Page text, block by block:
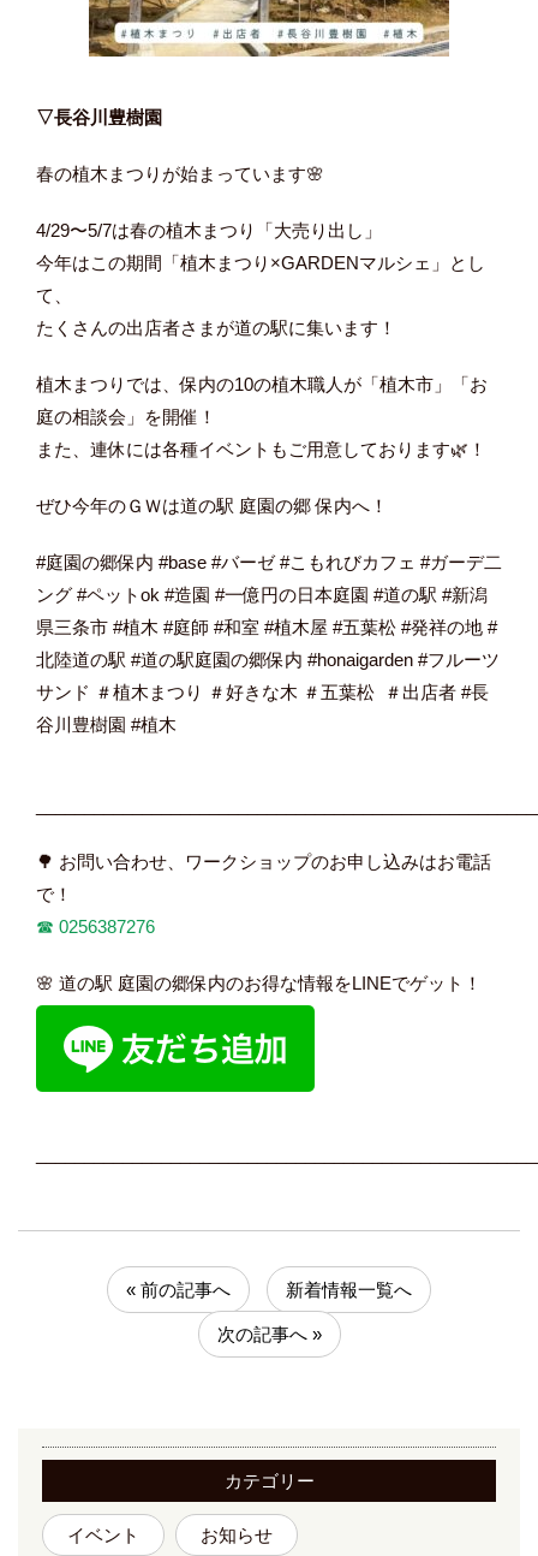
▽長谷川豊樹園
春の植木まつりが始まっています🌸
4/29〜5/7は春の植木まつり「大売り出し」
今年はこの期間「植木まつり×GARDENマルシェ」とし
て、
たくさんの出店者さまが道の駅に集います！
植木まつりでは、保内の10の植木職人が「植木市」「お
庭の相談会」を開催！
また、連休には各種イベントもご用意しております🌿！
ぜひ今年のＧＷは道の駅 庭園の郷 保内へ！
#庭園の郷保内 #base #バーゼ #こもれびカフェ #ガーデ二
ング #ペットok #造園 #一億円の日本庭園 #道の駅 #新潟
県三条市 #植木 #庭師 #和室 #植木屋 #五葉松 #発祥の地 #
北陸道の駅 #道の駅庭園の郷保内 #honaigarden #フルーツ
サンド ＃植木まつり ＃好きな木 ＃五葉松 ＃出店者 #長
谷川豊樹園 #植木
🌳 お問い合わせ、ワークショップのお申し込みはお電話
で！
☎︎ 0256387276
🌸 道の駅 庭園の郷保内のお得な情報をLINEでゲット！
« 前の記事へ 新着情報一覧へ
次の記事へ »
カテゴリー
イベント お知らせ